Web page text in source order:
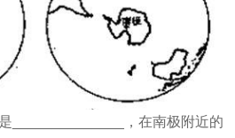
______________，在南极附近的